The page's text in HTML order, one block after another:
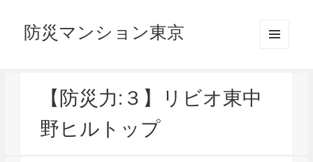
防災マンション東京
【防災力:３】リビオ東中
野ヒルトップ